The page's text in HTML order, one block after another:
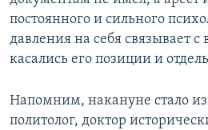
постоянного и сильного
давления на себя связывает
касались его позиции и
Напомним, накануне стало
политолог, доктор